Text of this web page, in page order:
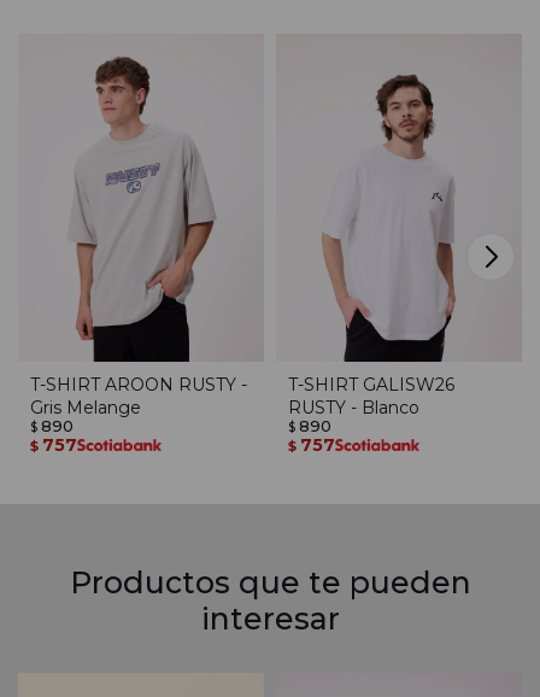
T-SHIRT AROON RUSTY -
Gris Melange
$ 890
$ 757
T-SHIRT GALISW26
RUSTY - Blanco
$ 890
$ 757
Productos que te pueden
interesar